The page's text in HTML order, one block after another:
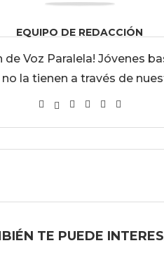
EQUIPO DE REDACCIÓN
de Voz Paralela! Jóvenes
la tienen a través de
TE PUEDE